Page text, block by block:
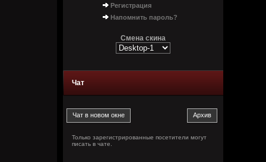
Регистрация
Напомнить пароль?
Смена скина
Чат
Только зарегистрированные посетители могут
писать в чате.